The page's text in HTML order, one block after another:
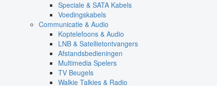
Speciale & SATA Kabels
Voedingskabels
Communicatie & Audio
Koptelefoons & Audio
LNB & Satellietontvangers
Afstandsbedieningen
Multimedia Spelers
TV Beugels
Walkie Talkies & Radio